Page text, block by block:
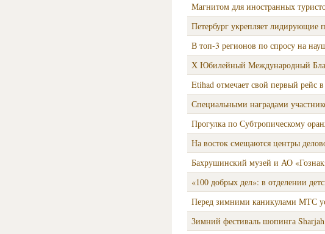
Магнитом для иностранных
Петербург укрепляет лидирующие
В топ-3 регионов по спросу на
Х Юбилейный Международный
Etihad отмечает свой первый рейс
Специальными наградами
Прогулка по Субтропическому
На восток смещаются центры
Бахрушинский музей и АО
«100 добрых дел»: в отделении
Перед зимними каникулами МТС
Зимний фестиваль шопинга